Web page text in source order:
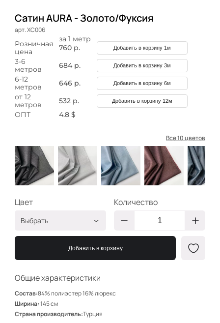
Сатин AURA - Золото/Фуксия
арт. ХС006
Общие характеристики
Состав:84% полиэстер 16% люрекс
Ширина:145 см
Страна производитель:Турция
за 1 метр
Розничная
цена
760 р. Добавить в корзину 1м
3-6
метров
684 р. Добавить в корзину 3м
6-12
метров
646 р. Добавить в корзину 6м
от 12
метров
532 р. Добавить в корзину 12м
ОПТ 4.8 $
Все 10 цветов
Цвет
Выбрать
Серебро/Черный
ХС002
Серебро/Айвори
ХС004
Золото/Фуксия
Серебро/Бирюза
Золото
Количество
Добавить в корзину